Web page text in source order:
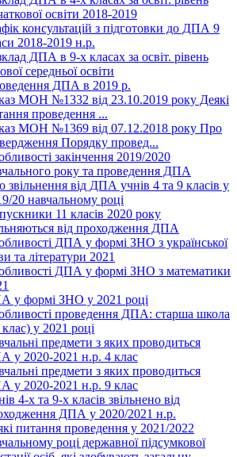
освіти 2018-2019
консультацій з підготовки до ДПА 9
2018-2019 н.р.
ДПА в 9-х класах за освіт. рівень
середньої освіти
ДПА в 2019 р.
МОН №1332 від 23.10.2019 року Деякі
проведення ...
МОН №1369 від 07.12.2018 року Про
Порядку провед...
закінчення 2019/2020
року та проведення ДПА
звільнення від ДПА учнів 4 та 9 класів у
20 навчальному році
11 класів 2020 року
від проходження ДПА
ДПА у формі ЗНО з української
та літератури 2021
ДПА у формі ЗНО з математики
у формі ЗНО у 2021 році
проведення ДПА: старша школа
у 2021 році
предмети з яких проводиться
у 2020-2021 н.р. 4 клас
предмети з яких проводиться
у 2020-2021 н.р. 9 клас
4-х та 9-х класів звільнено від
ДПА у 2020/2021 н.р.
питання проведення у 2021/2022
році державної підсумкової